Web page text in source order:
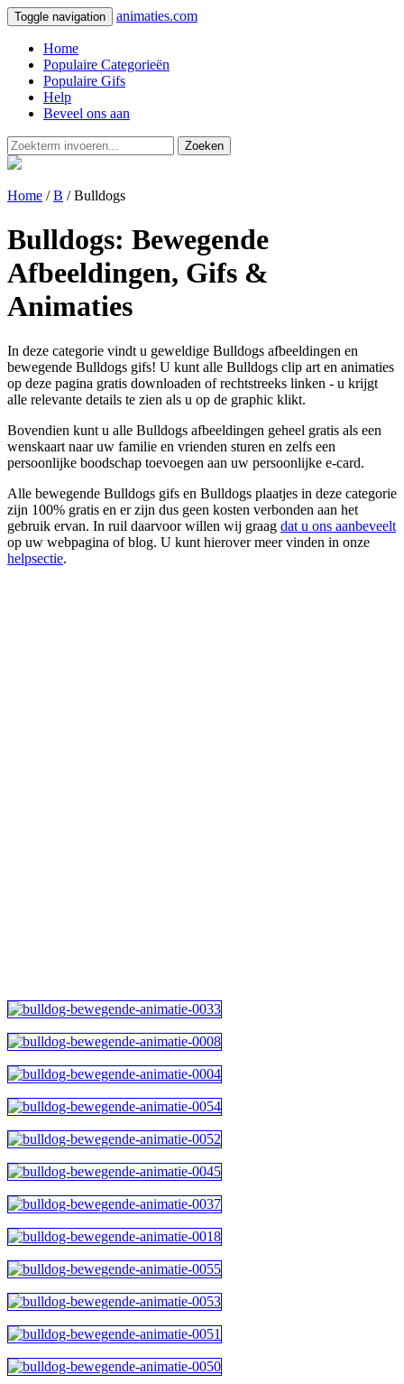
Toggle navigation animaties.com
Home
Populaire Categorieën
Populaire Gifs
Help
Beveel ons aan
Zoeken
Home /B / Bulldogs
Bulldogs: Bewegende
Afbeeldingen, Gifs &
Animaties
In deze categorie vindt u geweldige Bulldogs afbeeldingen en
bewegende Bulldogs gifs! U kunt alle Bulldogs clip art en animaties
op deze pagina gratis downloaden of rechtstreeks linken - u krijgt
alle relevante details te zien als u op de graphic klikt.
Bovendien kunt u alle Bulldogs afbeeldingen geheel gratis als een
wenskaart naar uw familie en vrienden sturen en zelfs een
persoonlijke boodschap toevoegen aan uw persoonlijke e-card.
Alle bewegende Bulldogs gifs en Bulldogs plaatjes in deze categorie
zijn 100% gratis en er zijn dus geen kosten verbonden aan het
gebruik ervan. In ruil daarvoor willen wij graag dat u ons aanbeveelt
op uw webpagina of blog. U kunt hierover meer vinden in onze
helpsectie.